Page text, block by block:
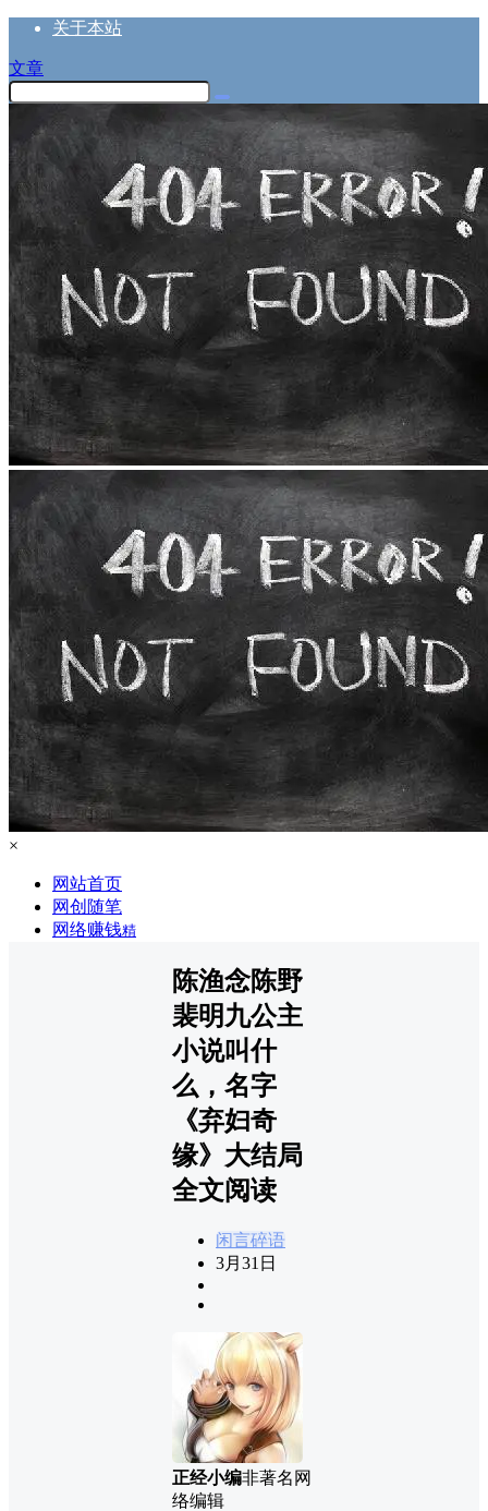
关于本站
文章
×
网站首页
网创随笔
网络赚钱精
陈渔念陈野
裴明九公主
小说叫什
么，名字
《弃妇奇
缘》大结局
全文阅读
闲言碎语
3月31日
正经小编非著名网
络编辑